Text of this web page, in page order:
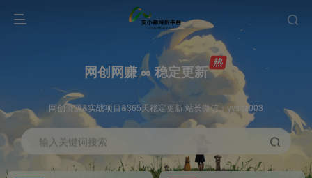
网创网赚 ∞ 稳定更新
网创资源&实战项目&365天稳定更新 站长微信：yysqz003
输入关键词搜索